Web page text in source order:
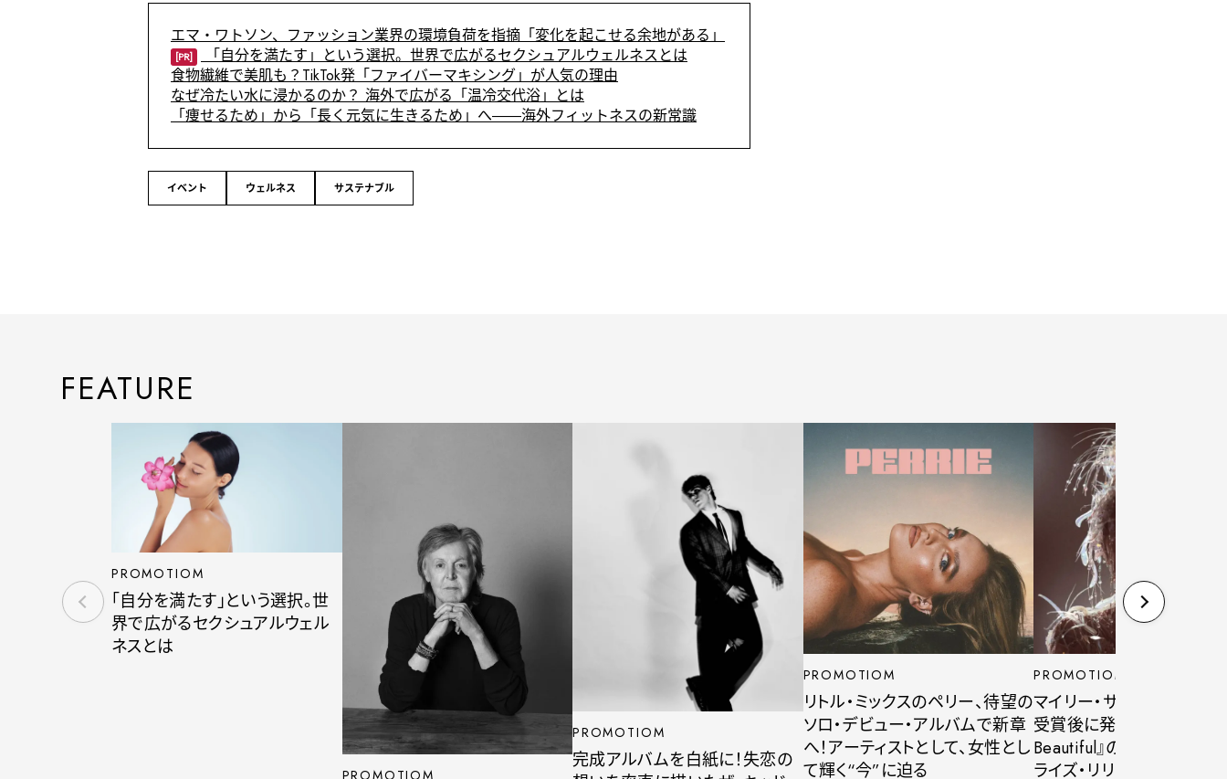
エマ・ワトソン、ファッション業界の環境負荷を指摘「変化を起こせる余地がある」
[PR]
「自分を満たす」という選択。世界で広がるセクシュアルウェルネスとは
食物繊維で美肌も？TikTok発「ファイバーマキシング」が人気の理由
なぜ冷たい水に浸かるのか？ 海外で広がる「温冷交代浴」とは
「痩せるため」から「長く元気に生きるため」へ――海外フィットネスの新常識
イベント ウェルネス サステナブル
FEATURE
PROMOTIOM
「自分を満たす」という選択。世
界で広がるセクシュアルウェル
ネスとは
PROMOTIOM
PROMOTIOM
完成アルバムを白紙に！失恋の
PROMOTIOM
リトル・ミックスのペリー、待望の
ソロ・デビュー・アルバムで新章
へ！アーティストとして、女性とし
て輝く“今”に迫る
PROMOTIOM
マイリー・サイラスがグラ
受賞後に発表した『
Beautiful』のデラックス版
ライズ・リリース！“進化”